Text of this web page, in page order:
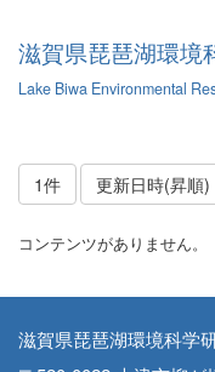
滋賀県琵琶湖環境
Lake Biwa Environmental
1件 更新日時(昇順)
コンテンツがありません。
滋賀県琵琶湖環境科学